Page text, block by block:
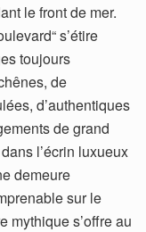
le front de mer.
s’étire
toujours
de
d’authentiques
de grand
l’écrin luxueux
demeure
sur le
mythique s’offre au